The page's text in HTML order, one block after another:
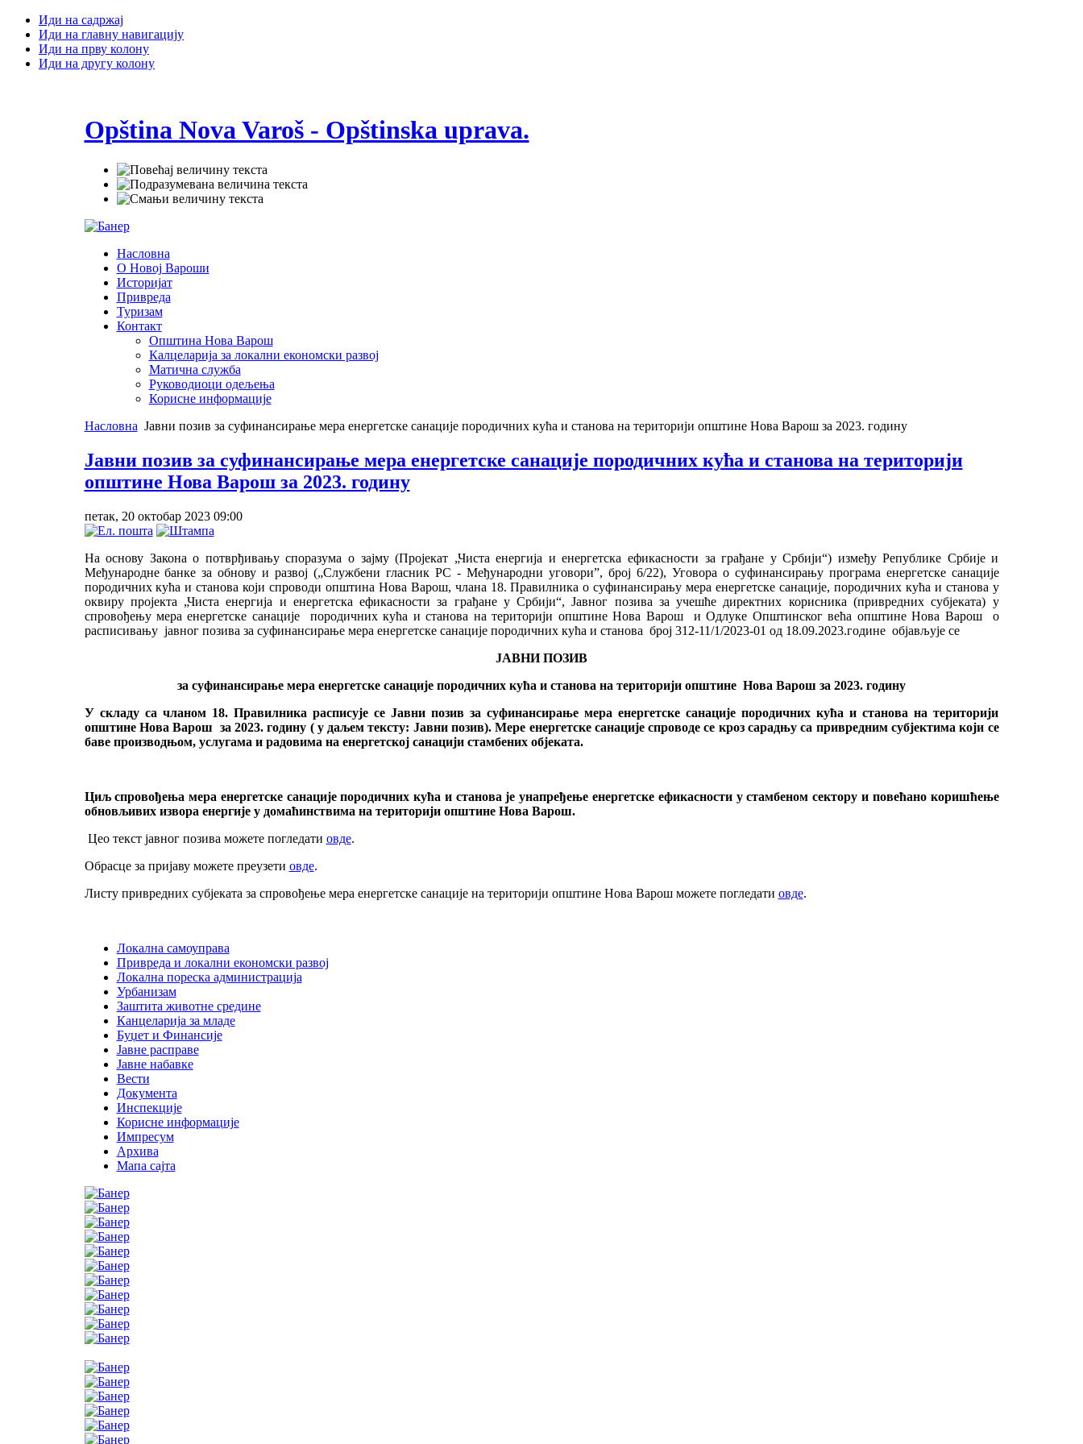
Иди на садржај
Иди на главну навигацију
Иди на прву колону
Иди на другу колону
Opština Nova Varoš - Opštinska uprava.
Насловна
О Новој Вароши
Историјат
Привреда
Туризам
Контакт
Општина Нова Варош
Калцеларија за локални економски развој
Матична служба
Руководиоци одељења
Корисне информације
Насловна Јавни позив за суфинансирање мера енергетске санације породичних кућа и станова на територији општине Нова Варош за 2023. годину
Јавни позив за суфинансирање мера енергетске санације породичних кућа и станова на територији
општине Нова Варош за 2023. годину
петак, 20 октобар 2023 09:00
На основу Закона о потврђивању споразума о зајму (Пројекат „Чиста енергија и енергетска ефикасности за грађане у Србији“) између Републике Србије и
Међународне банке за обнову и развој („Службени гласник РС - Међународни уговориˮ, број 6/22), Уговора о суфинансирању програма енергетске санације
породичних кућа и станова који спроводи општина Нова Варош, члана 18. Правилника о суфинансирању мера енергетске санације, породичних кућа и станова у
оквиру пројекта „Чиста енергија и енергетска ефикасности за грађане у Србији“, Јавног позива за учешће директних корисника (привредних субјеката) у
спровођењу мера енергетске санације породичних кућа и станова на територији општине Нова Варош и Одлуке Општинског већа општине Нова Варош о
расписивању јавног позива за суфинансирање мера енергетске санације породичних кућа и станова број 312-11/1/2023-01 од 18.09.2023.године објављује се
ЈАВНИ ПОЗИВ
за суфинансирање мера енергетске санације породичних кућа и станова на територији општине Нова Варош за 2023. годину
У складу са чланом 18. Правилника расписује се Јавни позив за суфинансирање мера енергетске санације породичних кућа и станова на територији
општине Нова Варош за 2023. годину ( у даљем тексту: Јавни позив). Мере енергетске санације спроводе се кроз сарадњу са привредним субјектима који се
баве производњом, услугама и радовима на енергетској санацији стамбених објеката.
Циљ спровођења мера енергетске санације породичних кућа и станова је унапређење енергетске ефикасности у стамбеном сектору и повећано коришћење
обновљивих извора енергије у домаћинствима на територији општине Нова Варош.
Цео текст јавног позива можете погледати овде.
Обрасце за пријаву можете преузети овде.
Листу привредних субјеката за спровођење мера енергетске санације на територији општине Нова Варош можете погледати овде.
Локална самоуправа
Привреда и локални економски развој
Локална пореска администрација
Урбанизам
Заштита животне средине
Канцеларија за младе
Буџет и Финансије
Јавне расправе
Јавне набавке
Вести
Документа
Инспекције
Корисне информације
Импресум
Архива
Мапа сајта